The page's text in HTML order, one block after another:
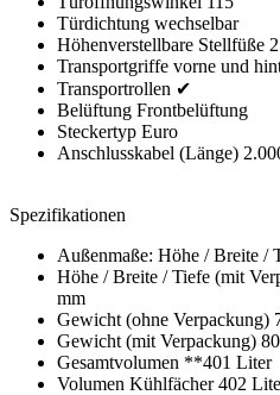
Türdichtung wechselbar
Höhenverstellbare Stellfüße 2
Transportgriffe vorne und
Transportrollen ✔
Belüftung Frontbelüftung
Steckertyp Euro
Anschlusskabel (Länge)
Spezifikationen
Außenmaße: Höhe / Breite /
Höhe / Breite / Tiefe (mit
mm
Gewicht (ohne Verpackung)
Gewicht (mit Verpackung)
Gesamtvolumen **401 Liter
Volumen Kühlfächer 402